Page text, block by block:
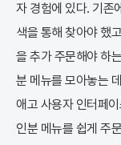
자 경험에 있다. 기존
색을 통해 찾아야 했
을 추가 주문해야 하
분 메뉴를 모아놓는
애고 사용자 인터페
인분 메뉴를 쉽게 주